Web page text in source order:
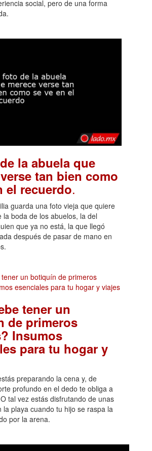
social, pero de una forma
la abuela que
tan bien como
el recuerdo.
guarda una foto vieja que quiere
la boda de los abuelos, la del
que ya no está, la que llegó
después de pasar de mano en
tener un
de primeros
Insumos
para tu hogar y
preparando la cena y, de
profundo en el dedo te obliga a
tal vez estás disfrutando de unas
la playa cuando tu hijo se raspa la
por la arena.